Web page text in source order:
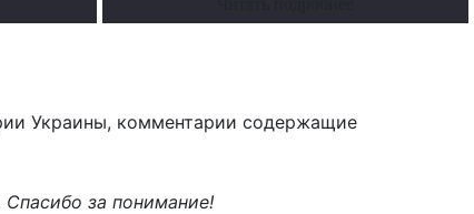
Украины, комментарии содержащие
Спасибо за понимание!